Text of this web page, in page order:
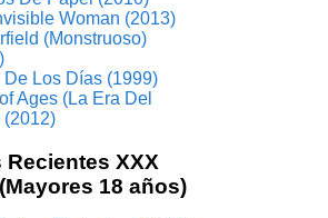
Woman (2013)
(Monstruoso)
De Los Días (1999)
Ages (La Era Del
(2012)
Recientes XXX
18 años)